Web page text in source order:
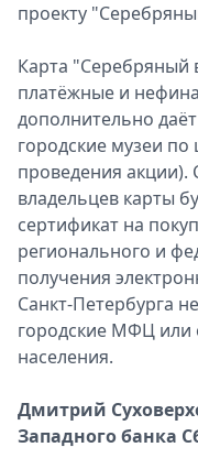
проекту
Карта "Серебряный
платёжные и
дополнительно
городские музеи
проведения акции).
владельцев карты
сертификат на
регионального и
получения
Санкт‑Петербурга
городские МФЦ или
населения.
Дмитрий
Западного банка